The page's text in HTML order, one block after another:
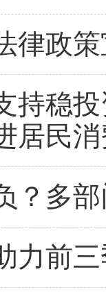
律政
持稳
居民
？多
力前